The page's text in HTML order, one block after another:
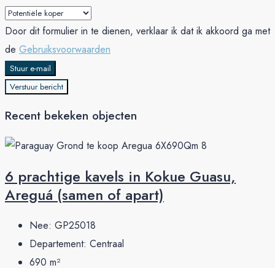
Door dit formulier in te dienen, verklaar ik dat ik akkoord ga met
de Gebruiksvoorwaarden
Stuur e-mail
Verstuur bericht
Recent bekeken objecten
6 prachtige kavels in Kokue Guasu,
Areguá (samen of apart)
Nee: GP25018
Departement: Centraal
690 m²